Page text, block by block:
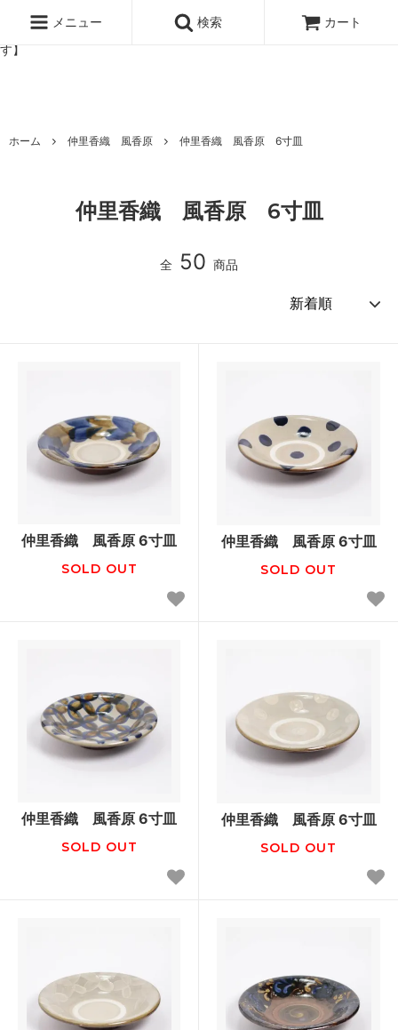
ッタのオンラインストア【アラビア,クイストゴーなどの北欧ヴィンテ
ージ食器,雅峰窯やソルテグラスジュエリーなどの作家の作品が並びま
す】
メニュー 検索 カート
ホーム 仲里香織 風香原 仲里香織 風香原 6寸皿
仲里香織 風香原 6寸皿
全 50 商品
仲里香織 風香原 6寸皿
SOLD OUT
仲里香織 風香原 6寸皿
SOLD OUT
仲里香織 風香原 6寸皿
SOLD OUT
仲里香織 風香原 6寸皿
SOLD OUT